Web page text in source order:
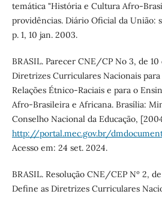
temática "História e Cultura Afro-
providências. Diário Oficial da União:
p. 1, 10 jan. 2003.
BRASIL. Parecer CNE/CP No 3, de
Diretrizes Curriculares Nacionais para
Relações Étnico-Raciais e para o
Afro-Brasileira e Africana. Brasília:
Conselho Nacional da Educação,
http://portal.mec.gov.br/
Acesso em: 24 set. 2024.
BRASIL. Resolução CNE/CEP Nº 2,
Define as Diretrizes Curriculares